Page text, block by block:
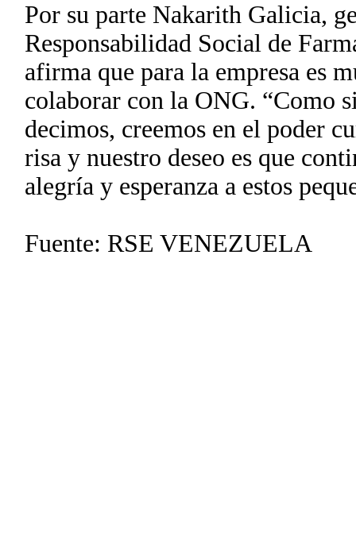
Por su parte Nakarith Galicia,
Responsabilidad Social de
afirma que para la empresa es
colaborar con la ONG. “Como
decimos, creemos en el poder
risa y nuestro deseo es que
alegría y esperanza a estos
Fuente: RSE VENEZUELA